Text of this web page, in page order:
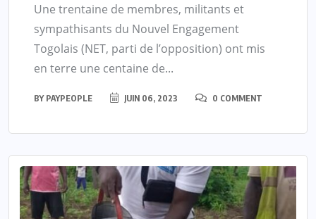
Une trentaine de membres, militants et
sympathisants du Nouvel Engagement
Togolais (NET, parti de l’opposition) ont mis
en terre une centaine de...
BY PAYPEOPLE JUIN 06, 2023 0 COMMENT